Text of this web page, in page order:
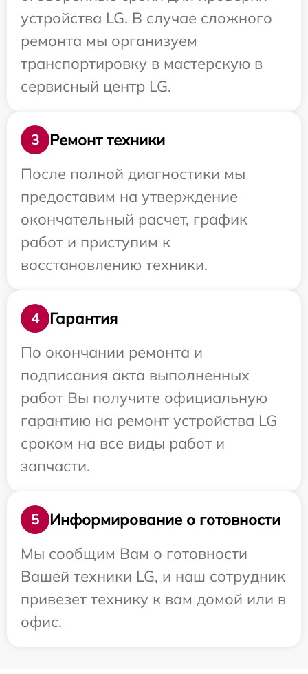
устройства LG. В случае сложного
ремонта мы организуем
транспортировку в мастерскую в
сервисный центр LG.
3
Ремонт техники
После полной диагностики мы
предоставим на утверждение
окончательный расчет, график
работ и приступим к
восстановлению техники.
4
Гарантия
По окончании ремонта и
подписания акта выполненных
работ Вы получите официальную
гарантию на ремонт устройства LG
сроком на все виды работ и
запчасти.
5
Информирование о готовности
Мы сообщим Вам о готовности
Вашей техники LG, и наш сотрудник
привезет технику к вам домой или в
офис.